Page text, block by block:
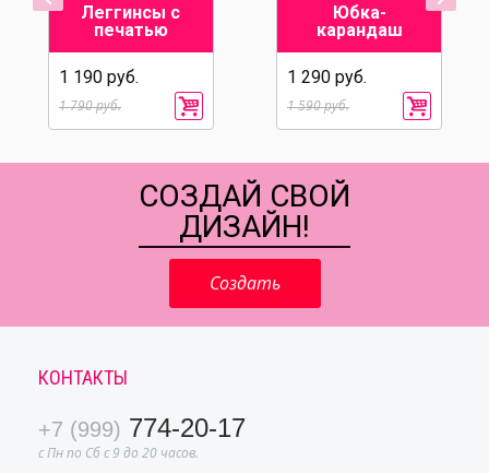
Леггинсы с
печатью
1 190 руб.
1 790 руб.
Юбка-
карандаш
1 290 руб.
1 590 руб.
СОЗДАЙ СВОЙ
ДИЗАЙН!
Создать
КОНТАКТЫ
+7 (999) 774-20-17
с Пн по Сб с 9 до 20 часов.